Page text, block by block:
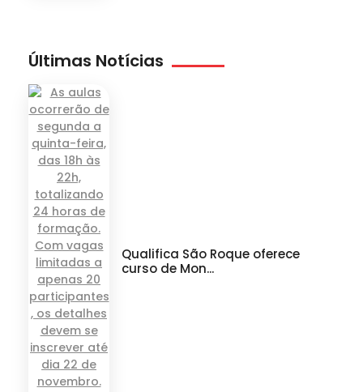
Últimas Notícias
Qualifica São Roque oferece
curso de Mon...